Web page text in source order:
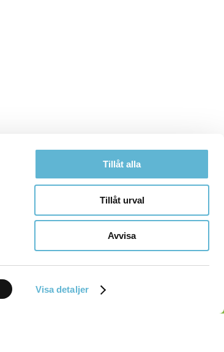
Visa detaljer
Tillåt alla
Tillåt urval
Avvisa